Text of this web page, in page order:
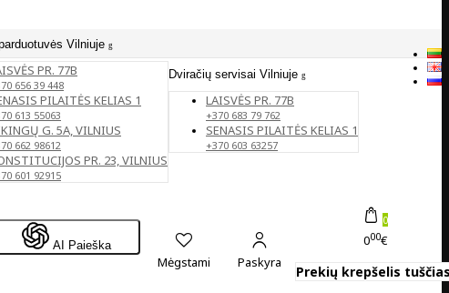
Vilniuje
PR. 77B
656 39 448
PILAITĖS KELIAS 1
613 55063
G. 5A, VILNIUS
662 98612
PR. 23, VILNIUS
601 92915
Dviračių servisai Vilniuje
LAISVĖS PR. 77B
+370 683 79 762
SENASIS PILAITĖS KELIAS 1
+370 603 63257
AI Paieška
Mėgstami Paskyra
0
000€
Prekių krepšelis